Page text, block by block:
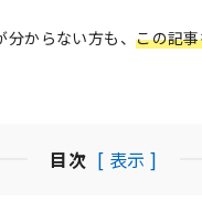
分からない方も、この記
目次 [ 表示 ]